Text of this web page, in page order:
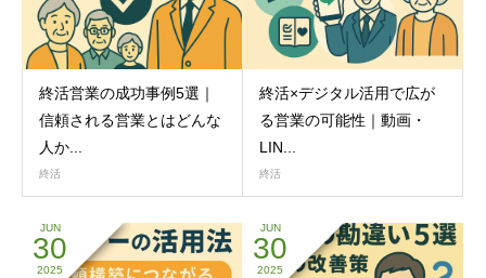
終活営業の成功事例5選｜
信頼される営業とはどんな
人か...
終活
終活×デジタル活用で広が
る営業の可能性｜動画・
LIN...
終活
JUN
30
2025
JUN
30
2025